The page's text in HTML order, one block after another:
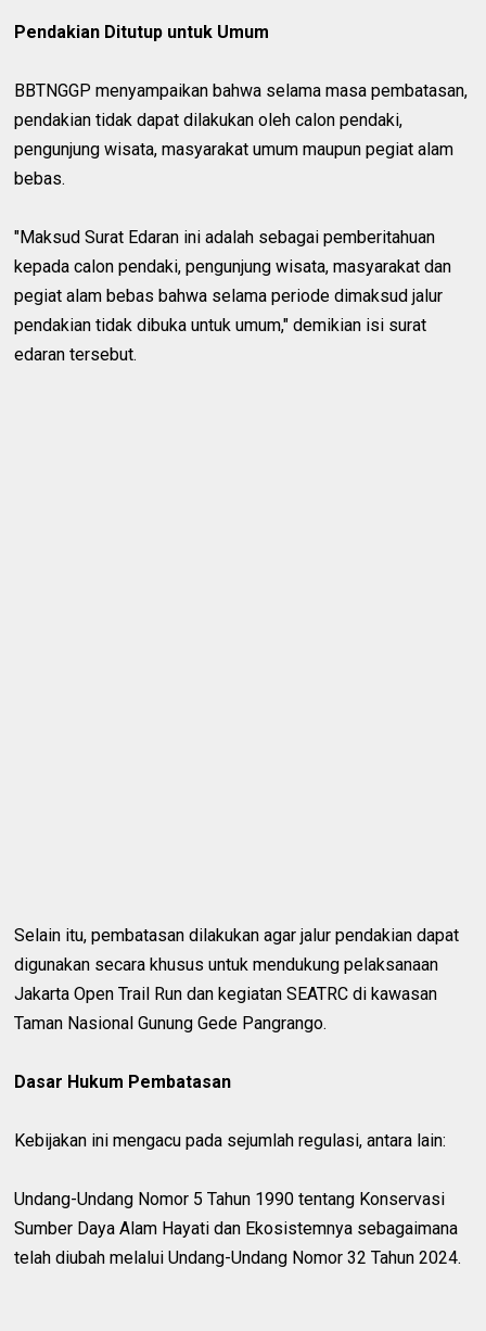
Pendakian Ditutup untuk Umum
BBTNGGP menyampaikan bahwa selama masa pembatasan,
pendakian tidak dapat dilakukan oleh calon pendaki,
pengunjung wisata, masyarakat umum maupun pegiat alam
bebas.
"Maksud Surat Edaran ini adalah sebagai pemberitahuan
kepada calon pendaki, pengunjung wisata, masyarakat dan
pegiat alam bebas bahwa selama periode dimaksud jalur
pendakian tidak dibuka untuk umum," demikian isi surat
edaran tersebut.
Selain itu, pembatasan dilakukan agar jalur pendakian dapat
digunakan secara khusus untuk mendukung pelaksanaan
Jakarta Open Trail Run dan kegiatan SEATRC di kawasan
Taman Nasional Gunung Gede Pangrango.
Dasar Hukum Pembatasan
Kebijakan ini mengacu pada sejumlah regulasi, antara lain:
Undang-Undang Nomor 5 Tahun 1990 tentang Konservasi
Sumber Daya Alam Hayati dan Ekosistemnya sebagaimana
telah diubah melalui Undang-Undang Nomor 32 Tahun 2024.